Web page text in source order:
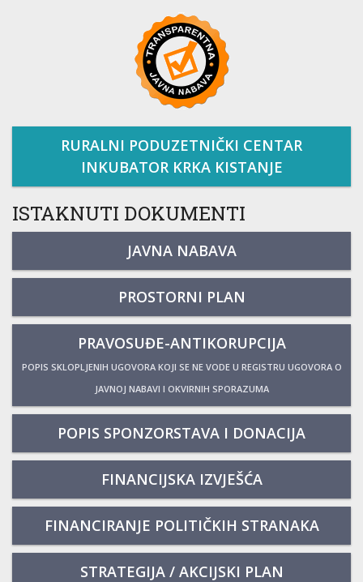
RURALNI PODUZETNIČKI CENTAR
INKUBATOR KRKA KISTANJE
ISTAKNUTI DOKUMENTI
JAVNA NABAVA
PROSTORNI PLAN
PRAVOSUĐE-ANTIKORUPCIJA
POPIS SKLOPLJENIH UGOVORA KOJI SE NE VODE U REGISTRU UGOVORA O
JAVNOJ NABAVI I OKVIRNIH SPORAZUMA
POPIS SPONZORSTAVA I DONACIJA
FINANCIJSKA IZVJEŠĆA
FINANCIRANJE POLITIČKIH STRANAKA
STRATEGIJA / AKCIJSKI PLAN